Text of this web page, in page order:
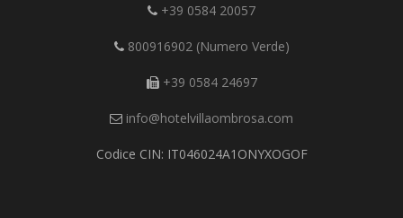
+39 0584 20057
800916902 (Numero Verde)
+39 0584 24697
info@hotelvillaombrosa.com
Codice CIN: IT046024A1ONYXOGOF